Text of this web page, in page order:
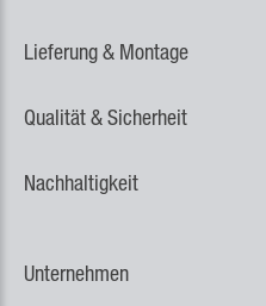
Lieferung & Montage
Qualität & Sicherheit
Nachhaltigkeit
Unternehmen